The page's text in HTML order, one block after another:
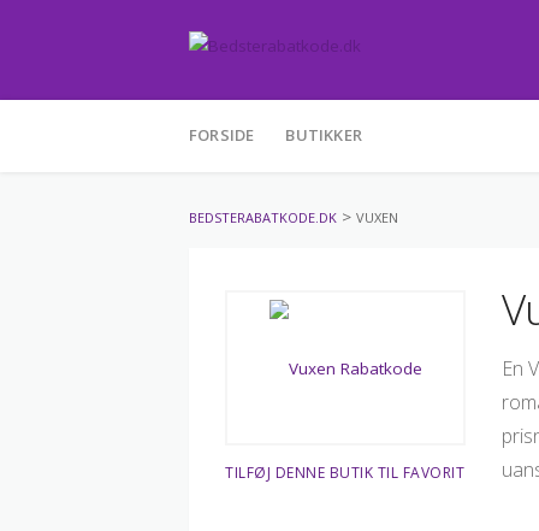
to
FORSIDE BUTIKKER
BEDSTERABATKODE.DK > VUXEN
TILFØJ DENNE BUTIK TIL FAVORIT
En